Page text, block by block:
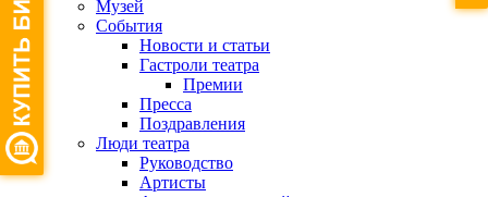
Музей
События
Новости и статьи
Гастроли театра
Премии
Пресса
Поздравления
Люди театра
Руководство
Артисты